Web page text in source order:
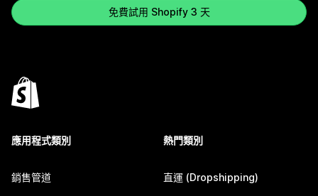
免費試用 Shopify 3 天
應用程式類別
銷售管道
熱門類別
直運 (Dropshipping)